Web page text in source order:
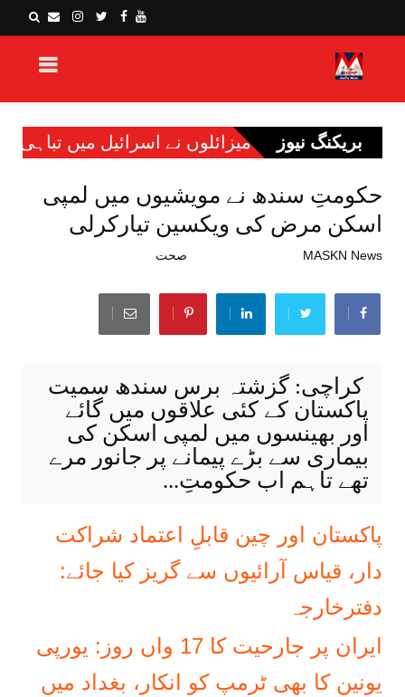
بریکنگ نیوز
نے اسرائیل میں تباہی مچادی، کئی عمارتیں،
حکومتِ سندھ نے مویشیوں میں لمپی
اسکن مرض کی ویکسین تیارکرلی
MASKN News صحت
کراچی: گزشتہ برس سندھ سمیت
پاکستان کے کئی علاقوں میں گائے
اور بھینسوں میں لمپی اسکن کی
بیماری سے بڑے پیمانے پر جانور مرے
تھے تاہم اب حکومتِ...
پاکستان اور چین قابلِ اعتماد شراکت
دار، قیاس آرائیوں سے گریز کیا جائے:
دفترخارجہ
ایران پر جارحیت کا 17 واں روز: یورپی
یونین کا بھی ٹرمپ کو انکار، بغداد میں